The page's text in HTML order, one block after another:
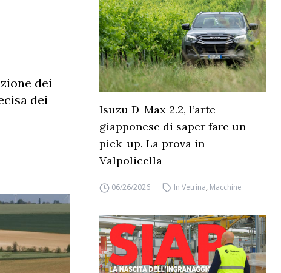
dei
dei
Isuzu D-Max 2.2, l’arte
giapponese di saper fare un
pick-up. La prova in
Valpolicella
06/26/2026 In Vetrina, Macchine